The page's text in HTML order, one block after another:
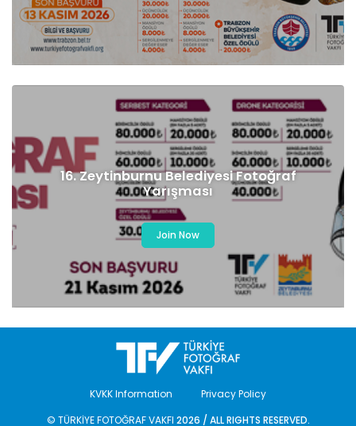
16. Zeytinburnu Belediyesi Fotoğraf
Yarışması
Join Now
© TÜRKİYE FOTOĞRAF VAKFI 2026 / ALL RIGHTS RESERVED.
KVKK Information Privacy Policy